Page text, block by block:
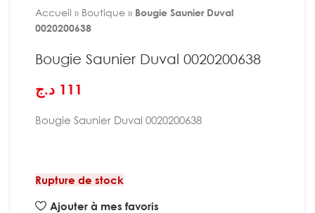
Accueil » Boutique » Bougie Saunier Duval
0020200638
Bougie Saunier Duval 0020200638
111 د.ج
Bougie Saunier Duval 0020200638
Rupture de stock
Ajouter à mes favoris